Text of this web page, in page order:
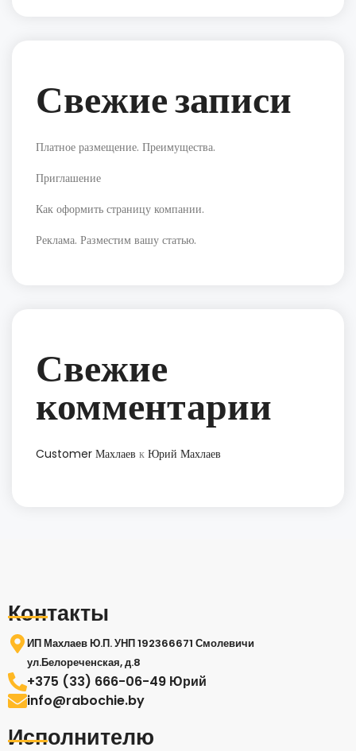
Свежие записи
Платное размещение. Преимущества.
Приглашение
Как оформить страницу компании.
Реклама. Разместим вашу статью.
Свежие
комментарии
Customer Махлаев к Юрий Махлаев
Контакты
ИП Махлаев Ю.П. УНП 192366671 Смолевичи
ул.Белореченская, д.8
+375 (33) 666-06-49 Юрий
info@rabochie.by
Исполнителю